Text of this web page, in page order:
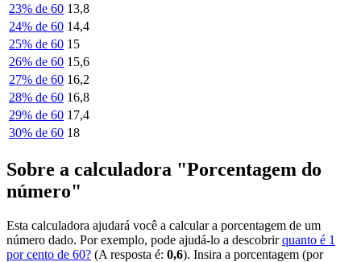
23% de 60 13,8
24% de 60 14,4
25% de 60 15
26% de 60 15,6
27% de 60 16,2
28% de 60 16,8
29% de 60 17,4
30% de 60 18
Sobre a calculadora "Porcentagem do
número"
Esta calculadora ajudará você a calcular a porcentagem de um
número dado. Por exemplo, pode ajudá-lo a descobrirquanto é 1
por cento de 60? (A resposta é: 0,6). Insira a porcentagem (por